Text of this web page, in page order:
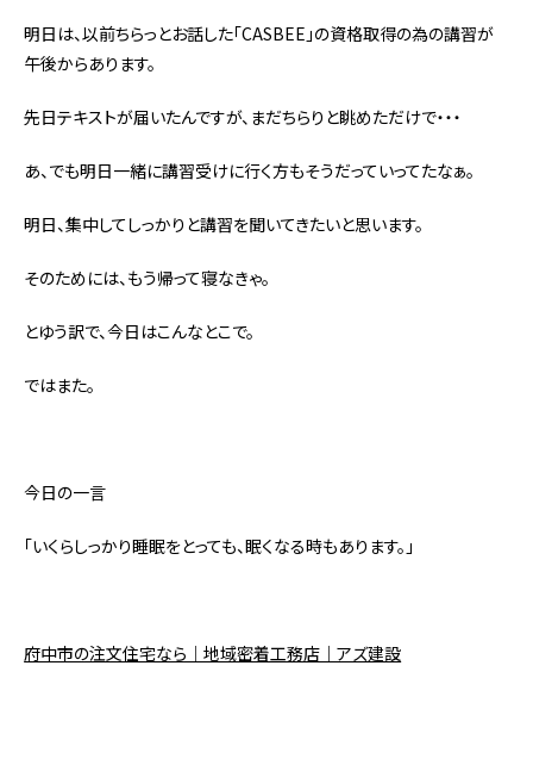
明日は、以前ちらっとお話した「CASBEE」の資格取得の為の講習が
午後からあります。
先日テキストが届いたんですが、まだちらりと眺めただけで・・・
あ、でも明日一緒に講習受けに行く方もそうだっていってたなぁ。
明日、集中してしっかりと講習を聞いてきたいと思います。
そのためには、もう帰って寝なきゃ。
とゆう訳で、今日はこんなとこで。
ではまた。
今日の一言
「いくらしっかり睡眠をとっても、眠くなる時もあります。」
府中市の注文住宅なら｜地域密着工務店｜アズ建設